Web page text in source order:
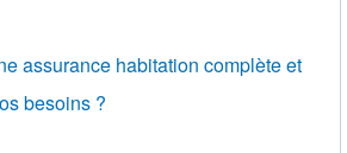
assurance habitation complète et
besoins ?